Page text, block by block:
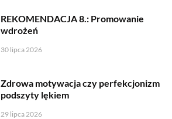
REKOMENDACJA 8.: Promowanie
wdrożeń
30 lipca 2026
Zdrowa motywacja czy perfekcjonizm
podszyty lękiem
29 lipca 2026